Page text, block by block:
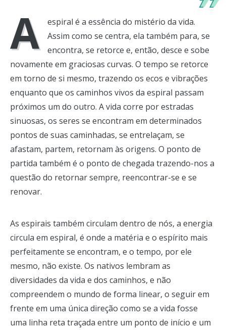
A
espiral é a essência do mistério da vida.
Assim como se centra, ela também para, se
encontra, se retorce e, então, desce e sobe
novamente em graciosas curvas. O tempo se retorce
em torno de si mesmo, trazendo os ecos e vibrações
enquanto que os caminhos vivos da espiral passam
próximos um do outro. A vida corre por estradas
sinuosas, os seres se encontram em determinados
pontos de suas caminhadas, se entrelaçam, se
afastam, partem, retornam às origens. O ponto de
partida também é o ponto de chegada trazendo-nos a
questão do retornar sempre, reencontrar-se e se
renovar.
As espirais também circulam dentro de nós, a energia
circula em espiral, é onde a matéria e o espírito mais
perfeitamente se encontram, e o tempo, por ele
mesmo, não existe. Os nativos lembram as
diversidades da vida e dos caminhos, e não
compreendem o mundo de forma linear, o seguir em
frente em uma única direção como se a vida fosse
uma linha reta traçada entre um ponto de início e um